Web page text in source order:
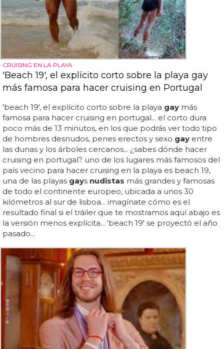
CRUISING EN LA PLAYA
'Beach 19', el explícito corto sobre la playa gay
más famosa para hacer cruising en Portugal
'beach 19', el explícito corto sobre la playa gay más
famosa para hacer cruising en portugal... el corto dura
poco más de 13 minutos, en los que podrás ver todo tipo
de hombres desnudos, penes erectos y sexo gay entre
las dunas y los árboles cercanos... ¿sabes dónde hacer
cruising en portugal? uno de los lugares más famosos del
país vecino para hacer cruising en la playa es beach 19,
una de las playas gays nudistas más grandes y famosas
de todo el continente europeo, ubicada a unos 30
kilómetros al sur de lisboa... imagínate cómo es el
resultado final si el tráiler que te mostramos aquí abajo es
la versión menos explícita... 'beach 19' se proyectó el año
pasado...